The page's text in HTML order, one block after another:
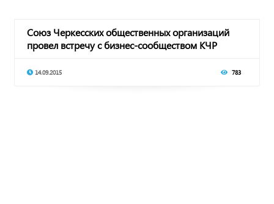
Союз Черкесских общественных организаций
провел встречу с бизнес-сообществом КЧР
14.09.2015 783